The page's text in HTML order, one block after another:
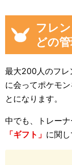
フレ
どの
最大200人のフレ
に会ってポケモ
とになります。
中でも、トレー
「ギフト」 に関し